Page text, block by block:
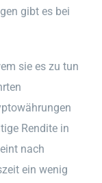
gibt es bei
sie es zu tun
Rendite in
nach
ein wenig